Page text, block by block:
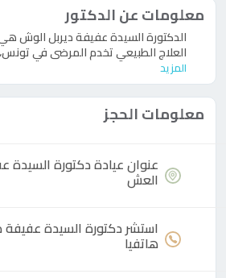
معلومات عن الدكتور
الدكتورة السيدة عفيفة ديربل الوش
العلاج الطبيعي تخدم المرضى في تونس،
المزيد
معلومات الحجز
عنوان عيادةدكتورةالسيدة
العش
استشردكتورةالسيدة عفيفة
هاتفيا